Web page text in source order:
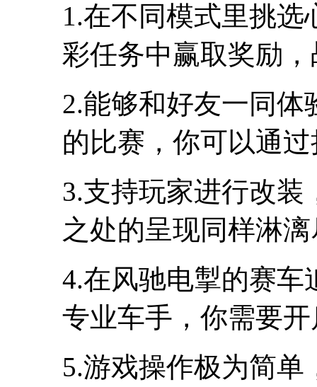
1.在不同模式里挑
彩任务中赢取奖励
2.能够和好友一同
的比赛，你可以通
3.支持玩家进行改
之处的呈现同样淋
4.在风驰电掣的赛车
专业车手，你需要
5.游戏操作极为简